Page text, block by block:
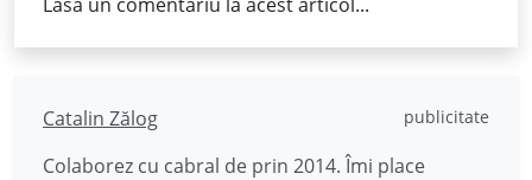
Catalin Zălog publicitate
Colaborez cu cabral de prin 2014. Îmi place